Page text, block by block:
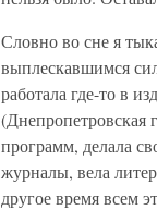
Словно во сне я
выплескавшимся
работала где-то в
(Днепропетровская
программ, делала
журналы, вела
другое время всем